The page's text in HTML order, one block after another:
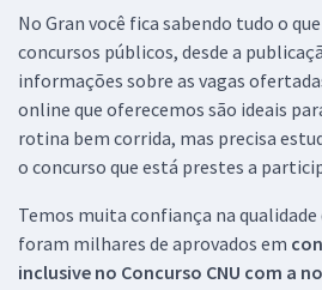
No Gran você fica sabendo tudo o
concursos públicos, desde a
informações sobre as vagas
online que oferecemos são ideais
rotina bem corrida, mas precisa
o concurso que está prestes a
Temos muita confiança na qualidade
foram milhares de aprovados em
inclusive no Concurso CNU com a